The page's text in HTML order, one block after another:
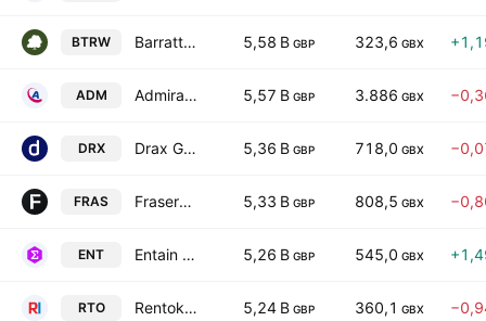
BTRW Barratt Redrow plc 5,58 B GBP 323,6 GBX
ADM Admiral Group plc 5,57 B GBP 3.886 GBX
DRX Drax Group plc 5,36 B GBP 718,0 GBX
FRAS Frasers Group PLC 5,33 B GBP 808,5 GBX
ENT Entain PLC 5,26 B GBP 545,0 GBX
RTO Rentokil Initial plc 5,24 B GBP 360,1 GBX